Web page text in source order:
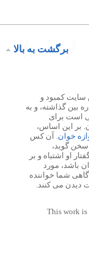
برگشت به بالا
شد. این سایت کمبود و
بین گذاشته، و به
است برای
بر این اساس،
خوان . آن کس
گوید،
او اشتباه و بر
باشد، مورد
شما خواننده
This work is